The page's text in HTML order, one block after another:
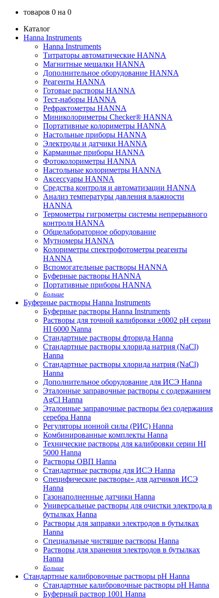
товаров 0 на 0
Каталог
Hanna Instruments
Hanna Instruments
Титраторы автоматические HANNA
Магнитные мешалки HANNA
Дополнительное оборудование HANNA
Реагенты HANNA
Готовые растворы HANNA
Тест-наборы HANNA
Рефрактометры HANNA
Миниколориметры Checker® HANNA
Портативные колориметры HANNA
Настольные приборы HANNA
Электроды и датчики HANNA
Карманные приборы HANNA
Фотоколориметры HANNA
Настольные колориметры HANNA
Аксессуары HANNA
Средства контроля и автоматизации HANNA
Анализ температуры давления влажности
HANNA
Термометры гигрометры системы непрерывного
контроля HANNA
Общелабораторное оборудование
Мутномеры HANNA
Колориметры спектрофотометры реагенты
HANNA
Вспомогательные растворы HANNA
Буферные растворы HANNA
Портативные приборы HANNA
Больше
Буферные растворы Hanna Instruments
Буферные растворы Hanna Instruments
Растворы для точной калибровки ±0002 pH серии
HI 6000 Nanna
Стандартные растворы фторида Hanna
Стандартные растворы хлорида натрия (NaCl)
Hanna
Стандартные растворы хлорида натрия (NaCl)
Hanna
Дополнительное оборудование для ИСЭ Hanna
Эталонные заправочные растворы с содержанием
AgCl Hanna
Эталонные заправочные растворы без содержания
серебра Hanna
Регуляторы ионной силы (РИС) Hanna
Комбинированные комплекты Hanna
Технические растворы для калибровки серии HI
5000 Hanna
Растворы ОВП Hanna
Стандартные растворы для ИСЭ Hanna
Специфические растворы» для датчиков ИСЭ
Hanna
Газонаполненные датчики Hanna
Универсальные растворы для очистки электрода в
бутылках Hanna
Растворы для заправки электродов в бутылках
Hanna
Специальные чистящие растворы Hanna
Растворы для хранения электродов в бутылках
Hanna
Больше
Стандартные калибровочные растворы pH Hanna
Стандартные калибровочные растворы pH Hanna
Буферный раствор 1001 Hanna